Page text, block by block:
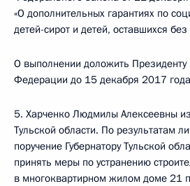
«О дополнительных гарантиях по
детей-сирот и детей, оставшихся
О выполнении доложить Президенту
Федерации до 15 декабря 2017
5. Харченко Людмилы Алексеевны
Тульской области. По результатам
поручение Губернатору Тульской
принять меры по устранению
в многоквартирном жилом доме 21